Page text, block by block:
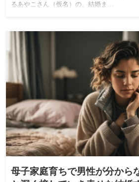
るあやこさん（仮名）の、結婚ま…
母子家庭育ちで男性が分から